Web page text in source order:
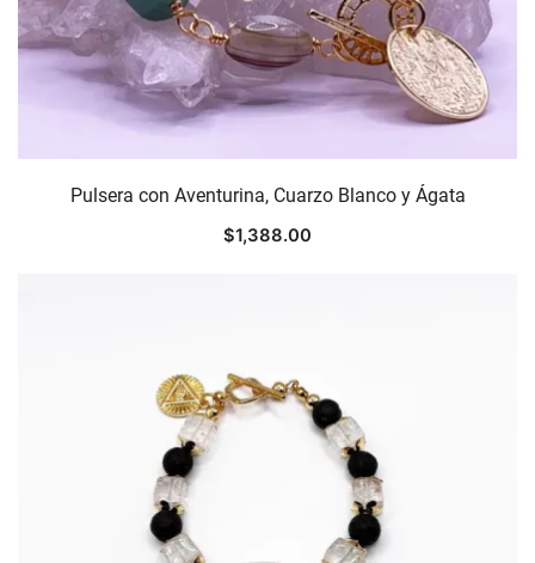
Pulsera con Aventurina, Cuarzo Blanco y Ágata
$1,388.00